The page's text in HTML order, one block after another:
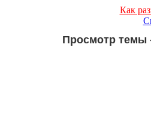
Как
Просмотр